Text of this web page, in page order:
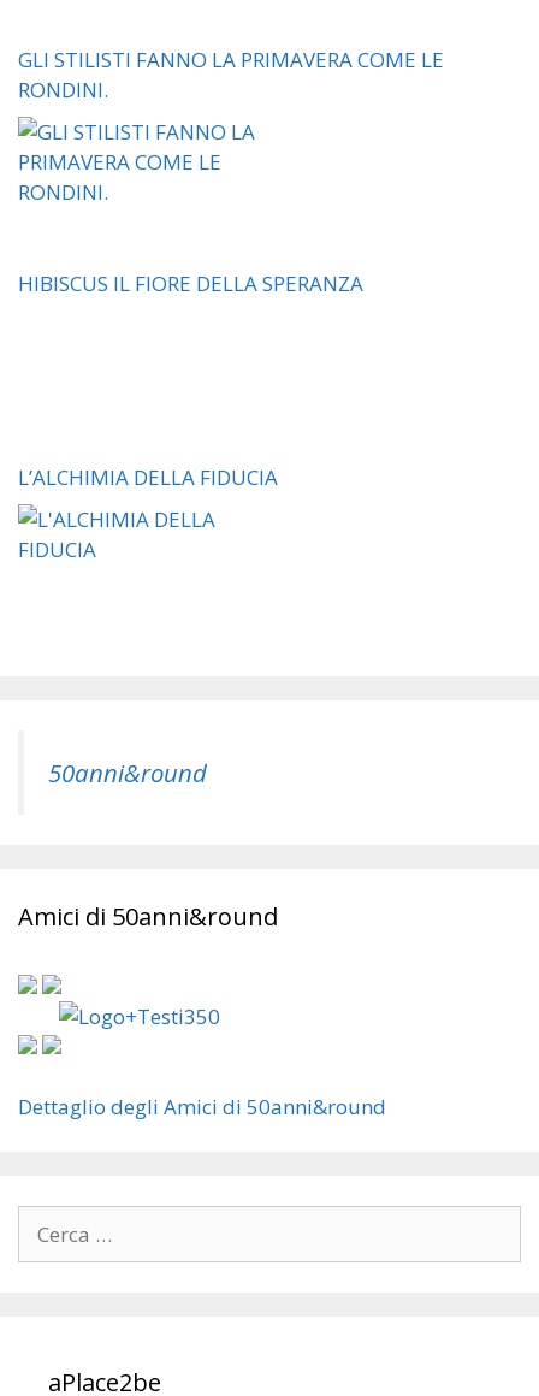
GLI STILISTI FANNO LA PRIMAVERA COME LE
RONDINI.
HIBISCUS IL FIORE DELLA SPERANZA
L’ALCHIMIA DELLA FIDUCIA
50anni&round
Amici di 50anni&round
Dettaglio degli Amici di 50anni&round
per:
aPlace2be